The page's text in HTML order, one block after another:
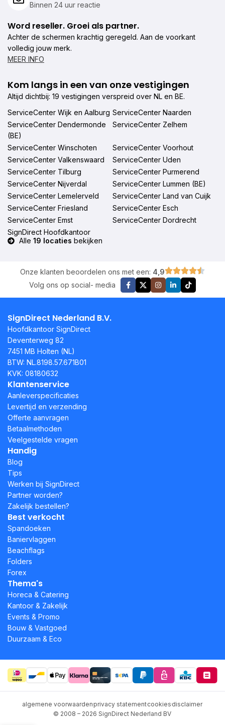
Binnen 24 uur reactie
Word reseller. Groei als partner.
Achter de schermen krachtig geregeld. Aan de voorkant
volledig jouw merk.
MEER INFO
Kom langs in een van onze vestigingen
Altijd dichtbij: 19 vestigingen verspreid over NL en BE.
ServiceCenter Wijk en Aalburg ServiceCenter Naarden
ServiceCenter Dendermonde
(BE)
ServiceCenter Zelhem
ServiceCenter Winschoten
ServiceCenter Voorhout
ServiceCenter Valkenswaard
ServiceCenter Uden
ServiceCenter Tilburg
ServiceCenter Purmerend
ServiceCenter Nijverdal
ServiceCenter Lummen (BE)
ServiceCenter Lemelerveld
ServiceCenter Land van Cuijk
ServiceCenter Friesland
ServiceCenter Esch
ServiceCenter Emst
ServiceCenter Dordrecht
SignDirect Hoofdkantoor
Alle 19 locaties bekijken
Onze klanten beoordelen ons met een: 4,9
Volg ons op social- media
SignDirect Nederland B.V.
Hoofdkantoor SignDirect
Deventerweg 82
7451 MB Holten (NL)
BTW: NL.8198.57.671B01
KVK: 08180632
Klantenservice
Aanleverspecificaties
Levertijd en verzending
Offerte aanvragen
Betaalmethoden
Veelgestelde vragen
Handig
Blog
Tips
Werken bij SignDirect
Partner worden?
Zakelijk bestellen?
Best verkocht
Spandoeken
Baniervlaggen
Beachflags
Folders
Forex
Thema's
Horeca & Catering
Kantoor & Zakelijk
Events & Promo
Bouw & Vastgoed
Duurzaam & Eco
algemene voorwaardenprivacy statementcookiesdisclaimer
© 2008 – 2026 SignDirect Nederland BV